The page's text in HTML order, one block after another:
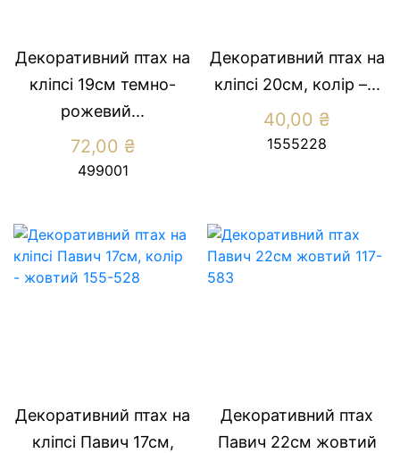
Декоративний птах на
кліпсі 19см темно-
рожевий...
72,00 ₴
499001
Декоративний птах на
кліпсі 20см, колір –...
40,00 ₴
1555228
Декоративний птах на
кліпсі Павич 17см,
Декоративний птах
Павич 22см жовтий